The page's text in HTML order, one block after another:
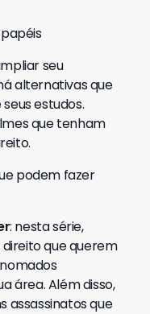
seu
alternativas que
estudos.
que tenham
podem fazer
: nesta série,
direito que querem
área. Além disso,
assassinatos que